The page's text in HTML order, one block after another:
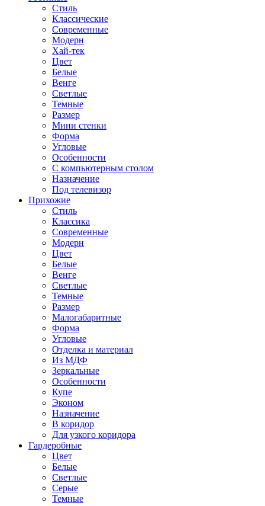
Стиль
Классические
Современные
Модерн
Хай-тек
Цвет
Белые
Венге
Светлые
Темные
Размер
Мини стенки
Форма
Угловые
Особенности
С компьютерным столом
Назначение
Под телевизор
Прихожие
Стиль
Классика
Современные
Модерн
Цвет
Белые
Венге
Светлые
Темные
Размер
Малогабаритные
Форма
Угловые
Отделка и материал
Из МДФ
Зеркальные
Особенности
Купе
Эконом
Назначение
В коридор
Для узкого коридора
Гардеробные
Цвет
Белые
Светлые
Серые
Темные